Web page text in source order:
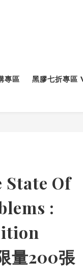
專區 黑膠七折專
State Of
:
量200張